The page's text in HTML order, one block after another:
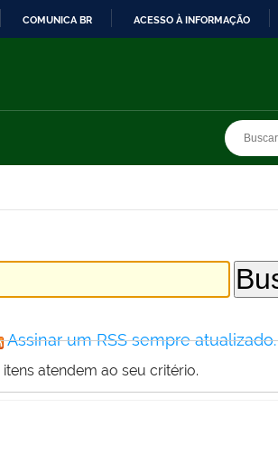
COMUNICA BR ACESSO À INFORMAÇÃO
Assinar um RSS sempre atualizado.
itens atendem ao seu critério.